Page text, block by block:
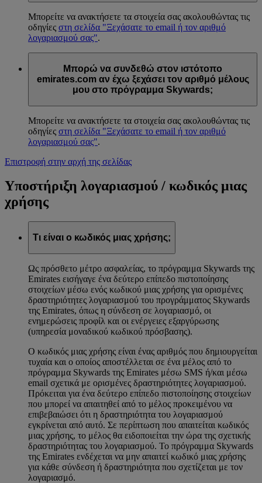
Μπορείτε να ανακτήσετε τα στοιχεία σας ακολουθώντας τις
οδηγίες στη σελίδα "Ξεχάσατε το email ή τον αριθμό
λογαριασμού σας".
Μπορώ να συνδεθώ στον ιστότοπο
emirates.com αν έχω ξεχάσει τον αριθμό μέλους
μου στο πρόγραμμα Skywards;
Μπορείτε να ανακτήσετε τα στοιχεία σας ακολουθώντας τις
οδηγίες στη σελίδα "Ξεχάσατε το email ή τον αριθμό
λογαριασμού σας".
Επιστροφή στην αρχή της σελίδας
Υποστήριξη λογαριασμού / κωδικός μιας
χρήσης
Τι είναι ο κωδικός μιας χρήσης;
Ως πρόσθετο μέτρο ασφαλείας, το πρόγραμμα Skywards της
Emirates εισήγαγε ένα δεύτερο επίπεδο πιστοποίησης
στοιχείων μέσω ενός κωδικού μιας χρήσης για ορισμένες
δραστηριότητες λογαριασμού του προγράμματος Skywards
της Emirates, όπως η σύνδεση σε λογαριασμό, οι
ενημερώσεις προφίλ και οι ενέργειες εξαργύρωσης
(υπηρεσία μοναδικού κωδικού πρόσβασης).
Ο κωδικός μιας χρήσης είναι ένας αριθμός που δημιουργείται
τυχαία και ο οποίος αποστέλλεται σε ένα μέλος από το
πρόγραμμα Skywards της Emirates μέσω SMS ή/και μέσω
email σχετικά με ορισμένες δραστηριότητες λογαριασμού.
Πρόκειται για ένα δεύτερο επίπεδο πιστοποίησης στοιχείων
που μπορεί να απαιτηθεί από το μέλος προκειμένου να
επιβεβαιώσει ότι η δραστηριότητα του λογαριασμού
εγκρίνεται από αυτό. Σε περίπτωση που απαιτείται κωδικός
μιας χρήσης, το μέλος θα ειδοποιείται την ώρα της σχετικής
δραστηριότητας του λογαριασμού. Το πρόγραμμα Skywards
της Emirates ενδέχεται να μην απαιτεί κωδικό μιας χρήσης
για κάθε σύνδεση ή δραστηριότητα που σχετίζεται με τον
λογαριασμό.